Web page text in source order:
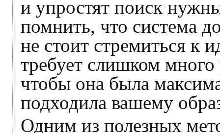
и упростят поиск
помнить, что система
не стоит стремиться к
требует слишком
чтобы она была
подходила вашему
Одним из полезных